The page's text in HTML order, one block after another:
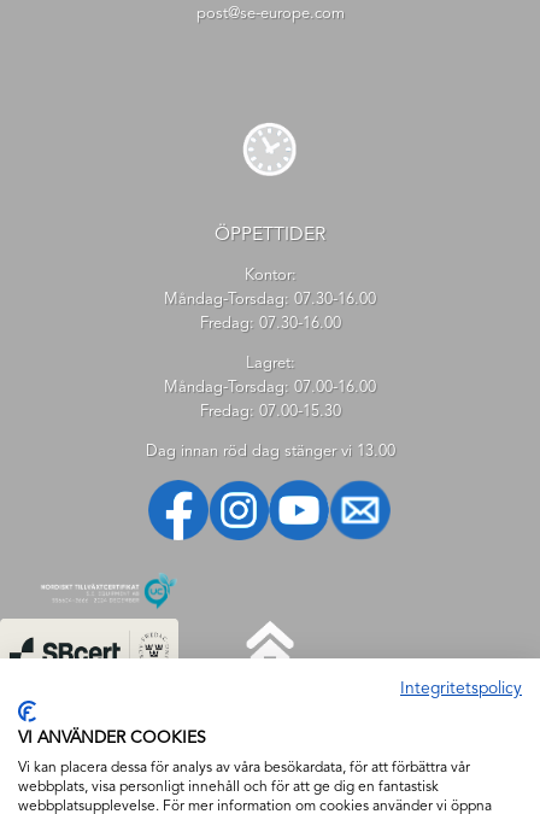
post@se-europe.com
ÖPPETTIDER
Kontor:
Måndag-Torsdag: 07.30-16.00
Fredag: 07.30-16.00
Lagret:
Måndag-Torsdag: 07.00-16.00
Fredag: 07.00-15.30
Dag innan röd dag stänger vi 13.00
Hjälp
Så handlar du
Integritetspolicy
VI ANVÄNDER COOKIES
Vi kan placera dessa för analys av våra besökardata, för att förbättra vår
webbplats, visa personligt innehåll och för att ge dig en fantastisk
webbplatsupplevelse. För mer information om cookies använder vi öppna